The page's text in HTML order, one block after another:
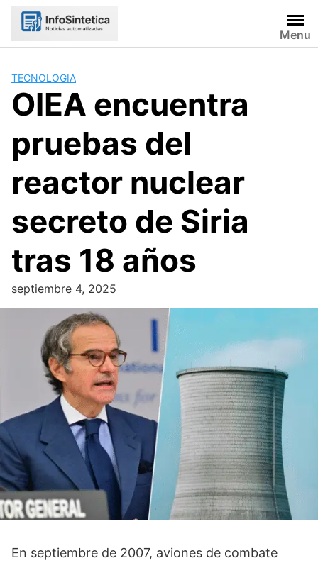
Skip
Menu
TECNOLOGIA
OIEA encuentra
pruebas del
reactor nuclear
secreto de Siria
tras 18 años
septiembre 4, 2025
En septiembre de 2007, aviones de combate